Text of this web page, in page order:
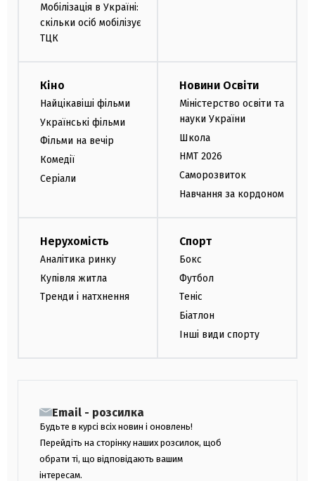
Мобілізація в Україні:
скільки осіб мобілізує
ТЦК
Кіно
Найцікавіші фільми
Українські фільми
Фільми на вечір
Комедії
Серіали
Новини Освіти
Міністерство освіти та
науки України
Школа
НМТ 2026
Саморозвиток
Навчання за кордоном
Нерухомість
Аналітика ринку
Купівля житла
Тренди і натхнення
Спорт
Бокс
Футбол
Теніс
Біатлон
Інші види спорту
Email - розсилка
Будьте в курсі всіх новин і оновлень!
Перейдіть на сторінку наших розсилок, щоб
обрати ті, що відповідають вашим
інтересам.